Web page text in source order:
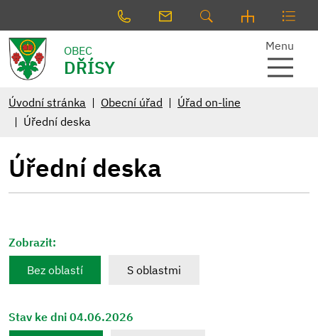
OBEC
DŘÍSY
Menu
Úvodní stránka Obecní úřad
Úřad on-line
Úřední deska
Úřední deska
Zobrazit:
Bez oblastí
S oblastmi
Stav ke dni 04.06.2026